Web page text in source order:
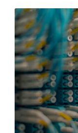
En
Lire
Plus